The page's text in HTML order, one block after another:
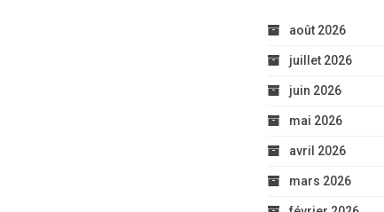
août 2026
juillet 2026
juin 2026
mai 2026
avril 2026
mars 2026